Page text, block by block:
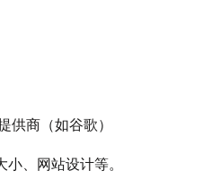
供商（如谷歌）
、网站设计等。